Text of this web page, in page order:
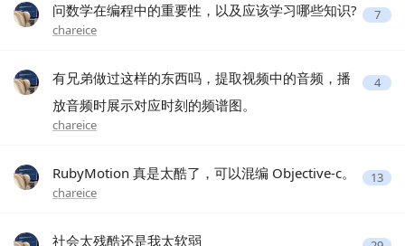
问数学在编程中的重要性，以及应该学习哪些知识?
chareice
7
有兄弟做过这样的东西吗，提取视频中的音频，播
放音频时展示对应时刻的频谱图。
chareice
4
RubyMotion 真是太酷了，可以混编 Objective-c。
chareice
13
社会太残酷还是我太软弱